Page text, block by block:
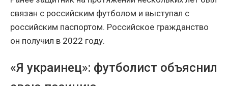
связан с российским футболом и выступал с
российским паспортом. Российское гражданство
он получил в 2022 году.
«Я украинец»: футболист объяснил